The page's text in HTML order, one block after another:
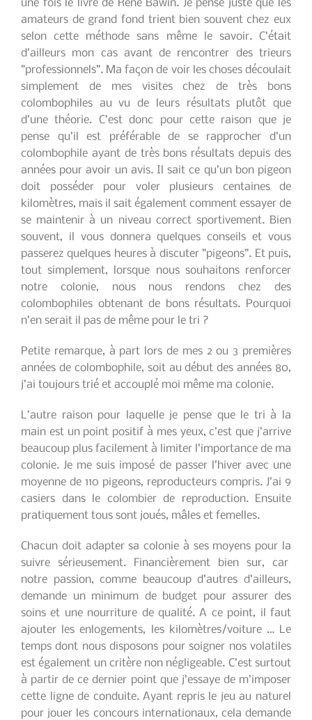
une fois le livre de René Bawin. Je pense juste que les
amateurs de grand fond trient bien souvent chez eux
selon cette méthode sans même le savoir. C’était
d’ailleurs mon cas avant de rencontrer des trieurs
”professionnels”. Ma façon de voir les choses découlait
simplement de mes visites chez de très bons
colombophiles au vu de leurs résultats plutôt que
d’une théorie. C’est donc pour cette raison que je
pense qu’il est préférable de se rapprocher d’un
colombophile ayant de très bons résultats depuis des
années pour avoir un avis. Il sait ce qu’un bon pigeon
doit posséder pour voler plusieurs centaines de
kilomètres, mais il sait également comment essayer de
se maintenir à un niveau correct sportivement. Bien
souvent, il vous donnera quelques conseils et vous
passerez quelques heures à discuter ”pigeons”. Et puis,
tout simplement, lorsque nous souhaitons renforcer
notre colonie, nous nous rendons chez des
colombophiles obtenant de bons résultats. Pourquoi
n’en serait il pas de même pour le tri ?
Petite remarque, à part lors de mes 2 ou 3 premières
années de colombophile, soit au début des années 80,
j’ai toujours trié et accouplé moi même ma colonie.
L’autre raison pour laquelle je pense que le tri à la
main est un point positif à mes yeux, c’est que j’arrive
beaucoup plus facilement à limiter l’importance de ma
colonie. Je me suis imposé de passer l’hiver avec une
moyenne de 110 pigeons, reproducteurs compris. J’ai 9
casiers dans le colombier de reproduction. Ensuite
pratiquement tous sont joués, mâles et femelles.
Chacun doit adapter sa colonie à ses moyens pour la
suivre sérieusement. Financièrement bien sur, car
notre passion, comme beaucoup d’autres d’ailleurs,
demande un minimum de budget pour assurer des
soins et une nourriture de qualité. A ce point, il faut
ajouter les enlogements, les kilomètres/voiture … Le
temps dont nous disposons pour soigner nos volatiles
est également un critère non négligeable. C’est surtout
à partir de ce dernier point que j’essaye de m’imposer
cette ligne de conduite. Ayant repris le jeu au naturel
pour jouer les concours internationaux, cela demande